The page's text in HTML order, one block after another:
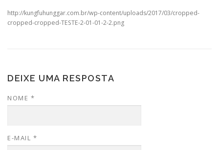
http://kungfuhunggar.com.br/wp-content/uploads/2017/03/cropped-
cropped-cropped-TESTE-2-01-01-2-2.png
DEIXE UMA RESPOSTA
NOME *
E-MAIL *